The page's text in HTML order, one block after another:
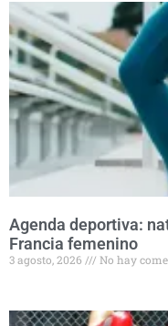
Agenda deportiva:
Francia femenino
3 agosto, 2026 No hay